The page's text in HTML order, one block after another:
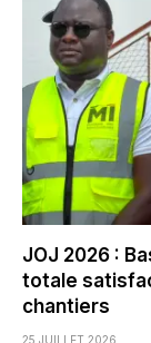
JOJ 2026 :
totale
chantiers
25 JUILLET 2026